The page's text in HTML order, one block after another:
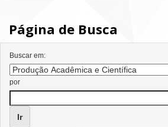
Página de Busca
Buscar em:
por